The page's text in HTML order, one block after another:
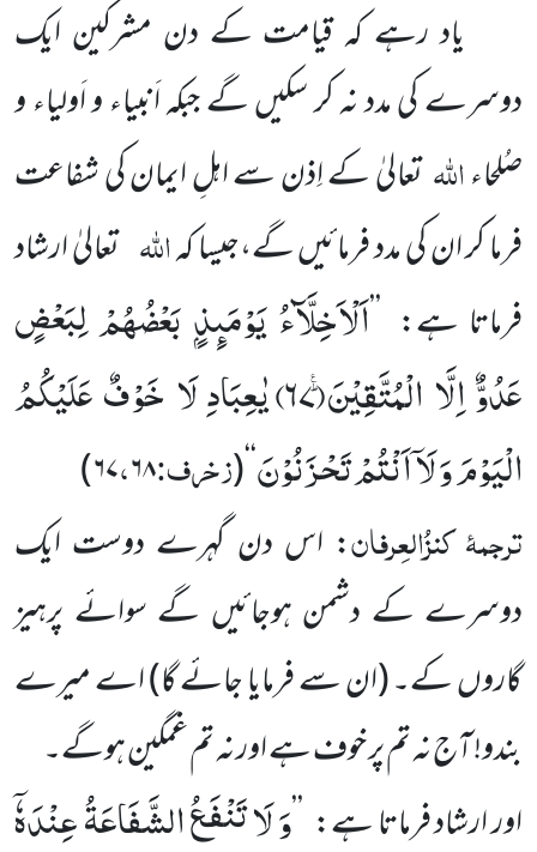
یاد رہے کہ قیامت کے دن مشرکین ایک
دوسرے کی مدد نہ کر سکیں گے جبکہ اَنبیاء و اَولیاء و
صُلحاءاللہتعالیٰ کے اِذن سے اہلِ ایمان کی شفاعت
فرما کر ان کی مدد فرمائیں گے،جیسا کہاللہ تعالیٰ ارشاد
فرماتا ہے: ’’اَلْاَخِلَّآءُ یَوْمَىٕذٍۭ بَعْضُهُمْ لِبَعْضٍ
عَدُوٌّ اِلَّا الْمُتَّقِیْنَؕ۠(۶۷) یٰعِبَادِ لَا خَوْفٌ عَلَیْكُمُ
الْیَوْمَ وَ لَاۤ اَنْتُمْ تَحْزَنُوْنَ‘‘(زخرف: ۶۷،۶۸ )
ترجمۂ کنزُالعِرفان: اس دن گہرے دوست ایک
دوسرے کے دشمن ہوجائیں گے سوائے پرہیز
گاروں کے۔ (ان سے فرمایا جائے گا) اے میرے
بندو! آج نہ تم پر خوف ہے اور نہ تم غمگین ہوگے۔
اور ارشاد فرماتا ہے: ’’وَ لَا تَنْفَعُ الشَّفَاعَةُ عِنْدَهٗۤ